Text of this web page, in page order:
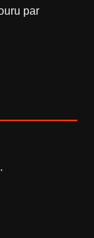
par
.